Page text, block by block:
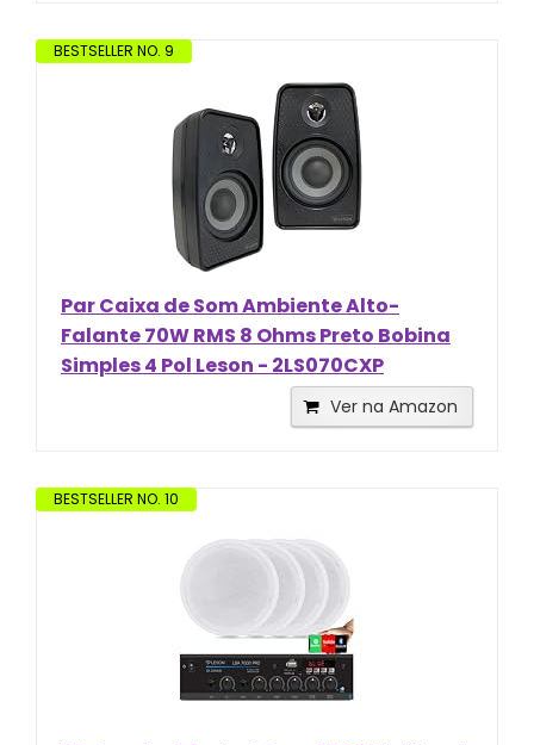
BESTSELLER NO. 9
Par Caixa de Som Ambiente Alto-
Falante 70W RMS 8 Ohms Preto Bobina
Simples 4 Pol Leson - 2LS070CXP
Ver na Amazon
BESTSELLER NO. 10